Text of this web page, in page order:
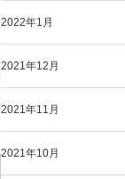
2022年1月
2021年12月
2021年11月
2021年10月